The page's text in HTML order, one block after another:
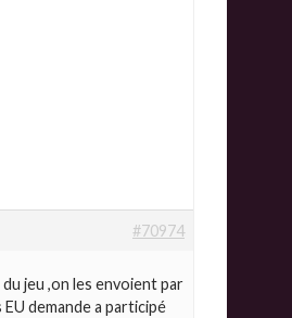
#70974
jeu ,on les envoient par
demande a participé